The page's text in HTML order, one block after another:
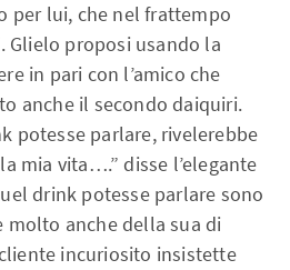
per lui, che nel frattempo
Glielo proposi usando la
in pari con l’amico che
anche il secondo daiquiri.
potesse parlare, rivelerebbe
mia vita….” disse l’elegante
drink potesse parlare sono
molto anche della sua di
incuriosito insistette